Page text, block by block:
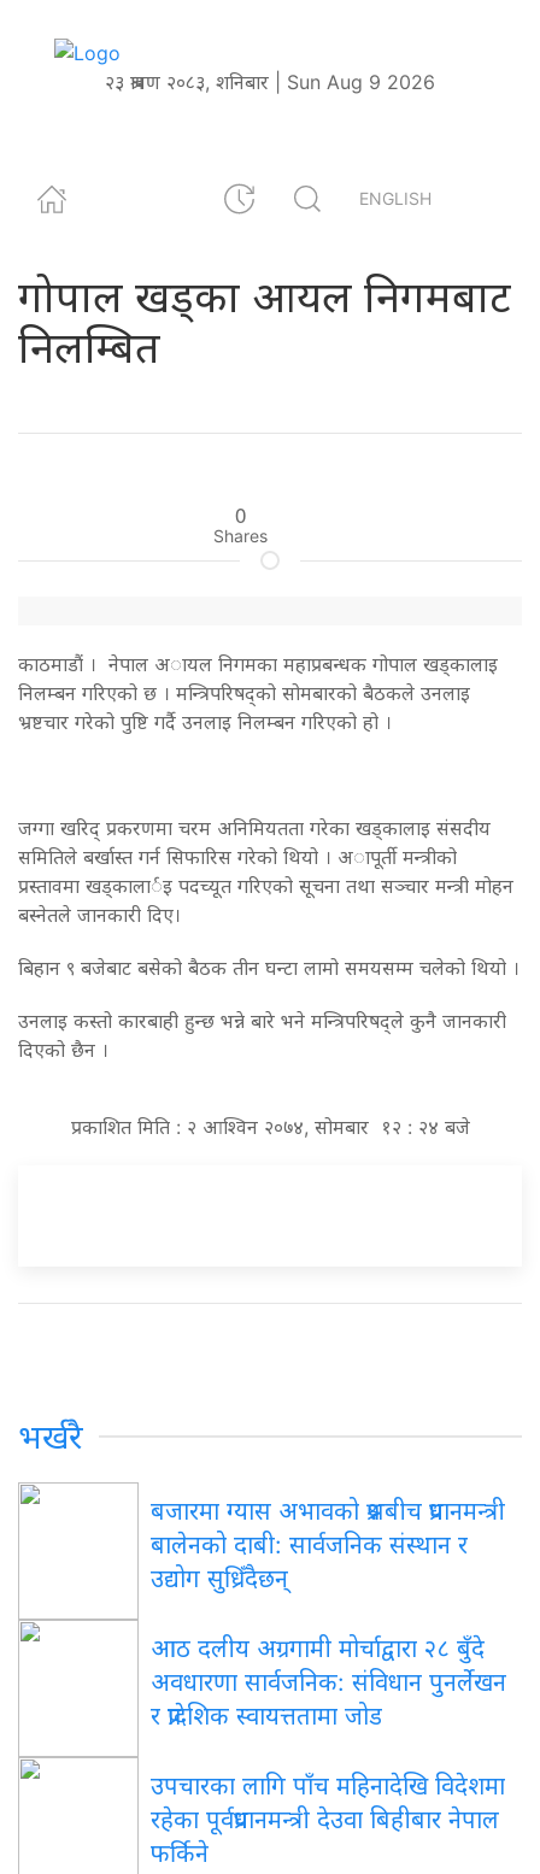
२३ श्रावण २०८३, शनिबार | Sun Aug 9 2026
ENGLISH
गोपाल खड्का आयल निगमबाट
निलम्बित
0
Shares
काठमाडाैं । नेपाल अायल निगमका महाप्रबन्धक गोपाल खड्कालाइ
निलम्बन गरिएको छ । मन्त्रिपरिषद्को सोमबारको बैठकले उनलाइ
भ्रष्टचार गरेको पुष्टि गर्दै उनलाइ निलम्बन गरिएको हो ।
जग्गा खरिद् प्रकरणमा चरम अनिमियतता गरेका खड्कालाइ संसदीय
समितिले बर्खास्त गर्न सिफारिस गरेको थियो । अापूर्ती मन्त्रीको
प्रस्तावमा खड्कालार्इ पदच्यूत गरिएको सूचना तथा सञ्चार मन्त्री मोहन
बस्नेतले जानकारी दिए।
बिहान ९ बजेबाट बसेको बैठक तीन घन्टा लामो समयसम्म चलेको थियो ।
उनलाइ कस्तो कारबाही हुन्छ भन्ने बारे भने मन्त्रिपरिषद्ले कुनै जानकारी
दिएको छैन ।
प्रकाशित मिति : २ आश्विन २०७४, सोमबार १२ : २४ बजे
भर्खरै
बजारमा ग्यास अभावको प्रश्नबीच प्रधानमन्त्री
बालेनको दाबी: सार्वजनिक संस्थान र
उद्योग सुध्रिँदैछन्
आठ दलीय अग्रगामी मोर्चाद्वारा २८ बुँदे
अवधारणा सार्वजनिक: संविधान पुनर्लेखन
र प्रादेशिक स्वायत्ततामा जोड
उपचारका लागि पाँच महिनादेखि विदेशमा
रहेका पूर्वप्रधानमन्त्री देउवा बिहीबार नेपाल
फर्किने